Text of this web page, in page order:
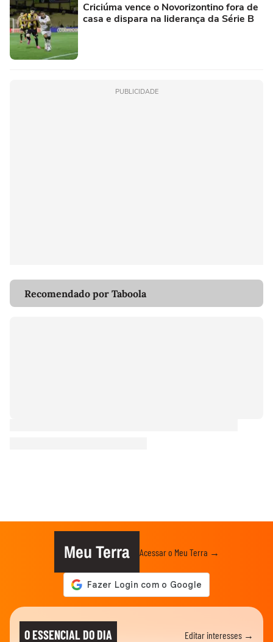
Criciúma vence o Novorizontino fora de
casa e dispara na liderança da Série B
PUBLICIDADE
Recomendado por Taboola
Meu Terra Acessar o Meu Terra →
O ESSENCIAL DO DIA Editar interesses →